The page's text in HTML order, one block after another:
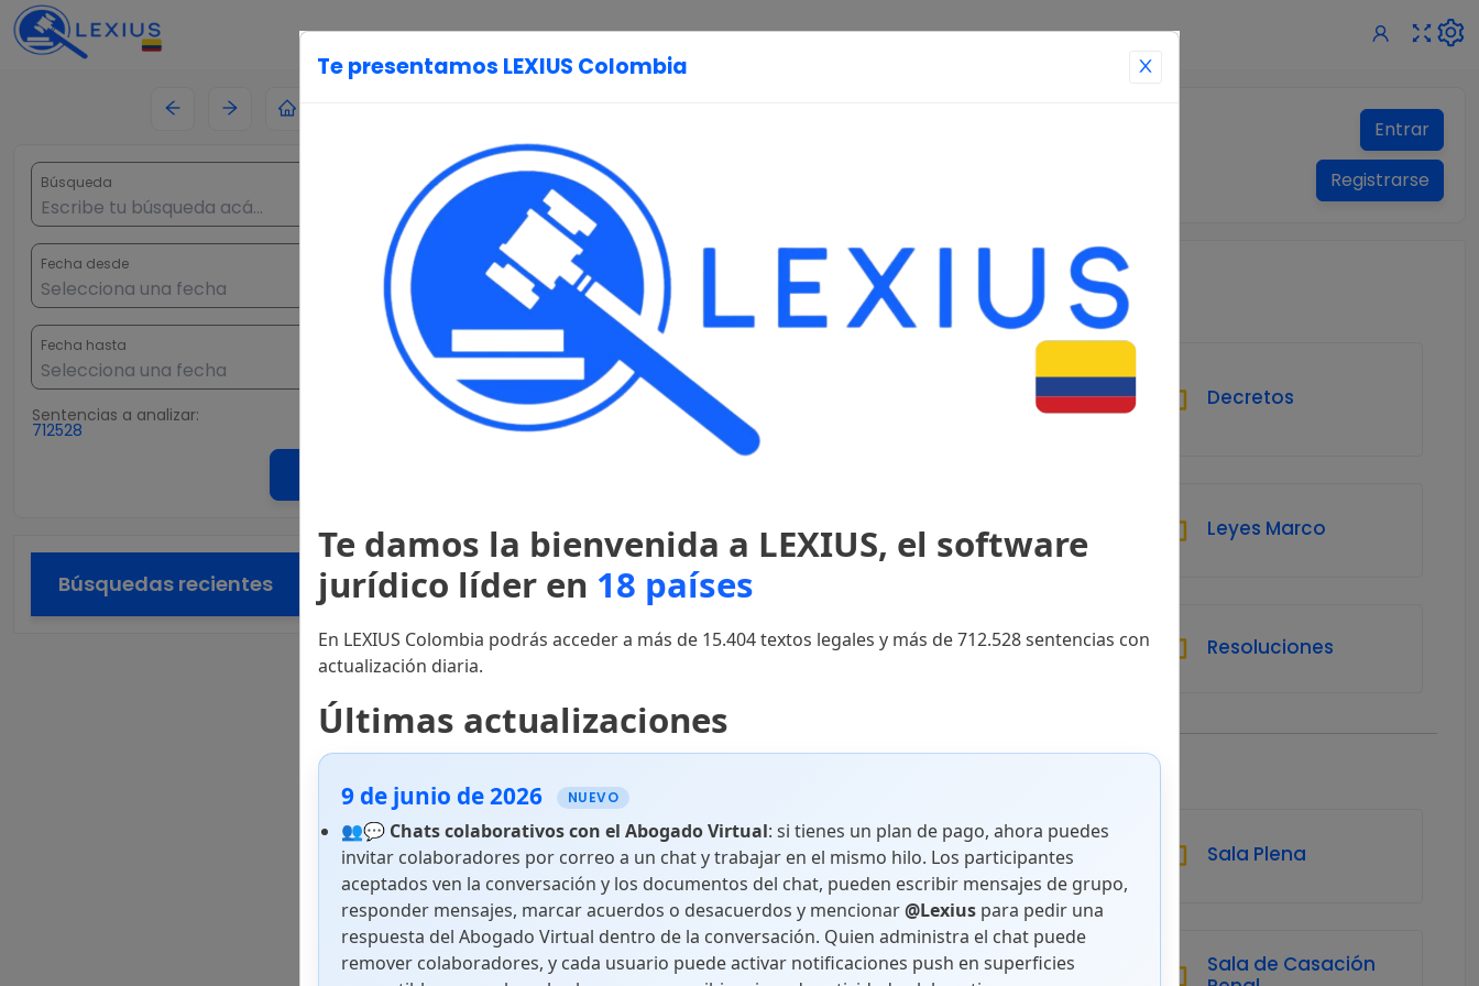
Búsqueda
Fecha desde
Fecha hasta
Sentencias a analizar:
712528
Búsquedas recientes
Te presentamos LEXIUS Colombia
Te damos la bienvenida a LEXIUS, el software
jurídico líder en 18 países
En LEXIUS Colombia podrás acceder a más de 15.404 textos legales y más de 712.528 sentencias con
actualización diaria.
Últimas actualizaciones
9 de junio de 2026 NUEVO
👥💬 Chats colaborativos con el Abogado Virtual: si tienes un plan de pago, ahora puedes
invitar colaboradores por correo a un chat y trabajar en el mismo hilo. Los participantes
aceptados ven la conversación y los documentos del chat, pueden escribir mensajes de grupo,
responder mensajes, marcar acuerdos o desacuerdos y mencionar@Lexius para pedir una
respuesta del Abogado Virtual dentro de la conversación. Quien administra el chat puede
remover colaboradores, y cada usuario puede activar notificaciones push en superficies
Página Principal
Entrar
Registrarse
Legislación
Constitución
Política
1991
Decretos
de Tratados
Leyes Estatutarias Leyes Marco
Leyes Ordinarias Leyes Orgánicas Resoluciones
Jurisprudencia
Sala Especial de
Instrucción
Sala Especial de
Primera Instancia
Sala Plena
Sala de Casación
Sala de Casación
Sala de Casación